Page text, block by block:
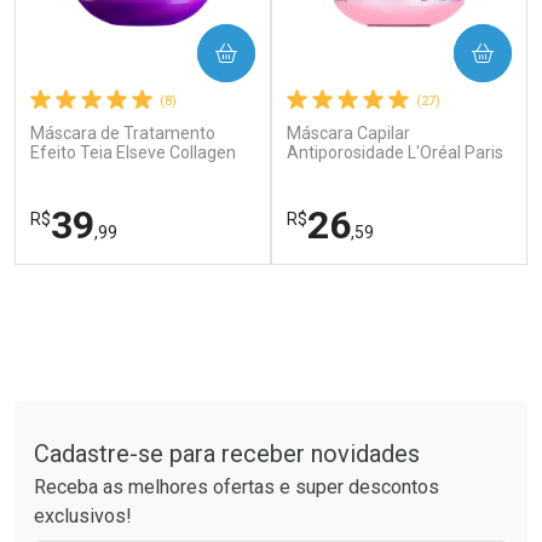
(8)
Máscara de Tratamento
Efeito Teia Elseve Collagen
R$39,99
COMPRAR
(27)
Máscara Capilar
Antiporosidade L'Oréal Paris
R$26,59
COMPRAR
Cadastre-se para receber novidades
Receba as melhores ofertas e super descontos
exclusivos!